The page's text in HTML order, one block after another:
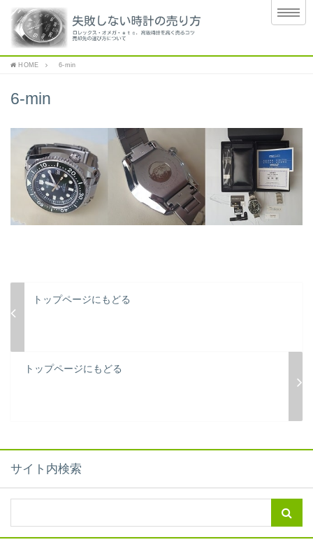
HOME 6-min
6-min
トップページにもどる
トップページにもどる
サイト内検索